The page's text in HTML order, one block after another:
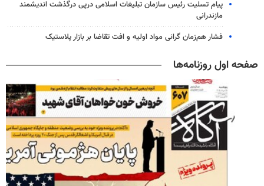
پیام تسلیت رئیس سازمان تبلیغات اسلامی درپی درگذشت اندیشمند
مازندرانی
فشار هم‌زمان گرانی مواد اولیه و افت تقاضا بر بازار پلاستیک
صفحه اول روزنامه‌ها